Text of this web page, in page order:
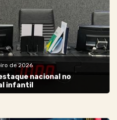
de 2026
nacional no
infantil